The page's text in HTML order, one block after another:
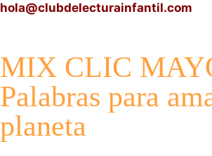
hola@clubdelecturainfantil.com
MIX CLIC
Palabras para
planeta